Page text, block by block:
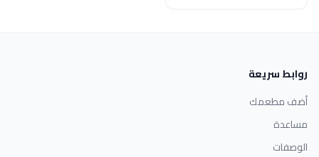
روابط سريعة
أضف مطعمك
مساعدة
الوصفات